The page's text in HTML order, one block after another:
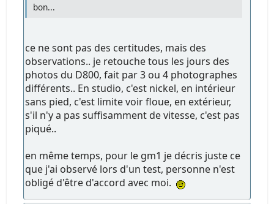
bon...
ce ne sont pas des certitudes, mais des
observations.. je retouche tous les jours des
photos du D800, fait par 3 ou 4 photographes
différents.. En studio, c'est nickel, en intérieur
sans pied, c'est limite voir floue, en extérieur,
s'il n'y a pas suffisamment de vitesse, c'est pas
piqué..
en même temps, pour le gm1 je décris juste ce
que j'ai observé lors d'un test, personne n'est
obligé d'être d'accord avec moi.